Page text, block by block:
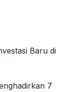
Baru di
7